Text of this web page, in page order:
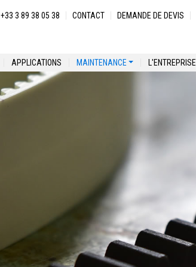
Menu secondaire
+33 3 89 38 05 38 CONTACT DEMANDE DE DEVIS
APPLICATIONS MAINTENANCE L'ENTREPRISE